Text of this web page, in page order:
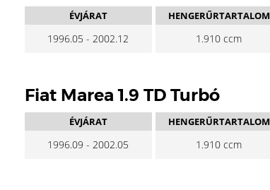
ÉVJÁRAT
1996.05 - 2002.12
HENGERŰRTARTALOM
1.910 ccm
Fiat Marea 1.9 TD Turbó
ÉVJÁRAT
1996.09 - 2002.05
HENGERŰRTARTALOM
1.910 ccm